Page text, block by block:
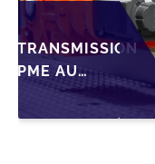
TRANSMISSION
PME AU
MAROC :
PRÉPARATIONS